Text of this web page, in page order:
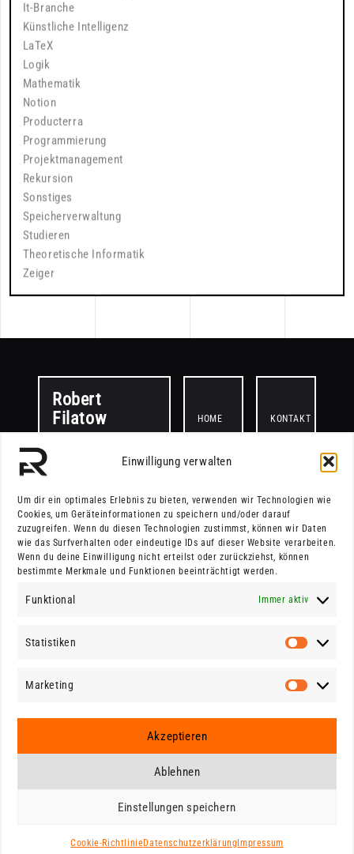
Einwilligung verwalten
Um dir ein optimales Erlebnis zu bieten, verwenden wir Technologien wie
Cookies, um Geräteinformationen zu speichern und/oder darauf
zuzugreifen. Wenn du diesen Technologien zustimmst, können wir Daten
wie das Surfverhalten oder eindeutige IDs auf dieser Website verarbeiten.
Wenn du deine Einwilligung nicht erteilst oder zurückziehst, können
bestimmte Merkmale und Funktionen beeinträchtigt werden.
Funktional Immer aktiv
Statistiken
Marketing
Akzeptieren
Ablehnen
Einstellungen speichern
Cookie-RichtlinieDatenschutzerklärung Impressum
It-Branche
Künstliche Intelligenz
LaTeX
Logik
Mathematik
Notion
Producterra
Programmierung
Projektmanagement
Rekursion
Sonstiges
Speicherverwaltung
Studieren
Theoretische Informatik
Zeiger
Robert
Filatow
HOME
PROJEKTE
KONTAKT
in
© 2025.
robert.filatow@web.de
DATENSCHUTZ